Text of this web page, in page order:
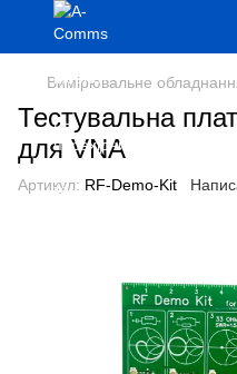
Вимірювальне
Тестувальна
для VNA
Артикул: RF-Demo-Kit